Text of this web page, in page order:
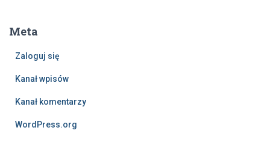
Meta
Zaloguj się
Kanał wpisów
Kanał komentarzy
WordPress.org